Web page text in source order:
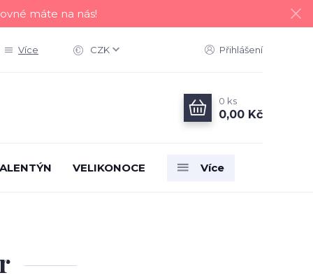
máte na nás!
Více CZK Přihlášení
0 ks
0,00 Kč
VELIKONOCE Více